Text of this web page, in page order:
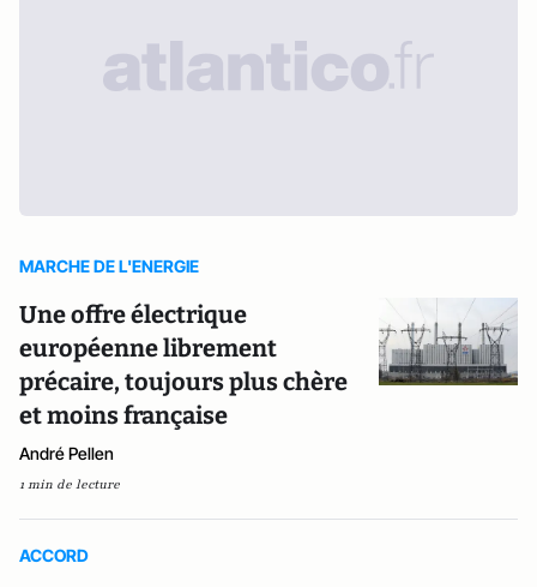
MARCHE DE L'ENERGIE
Une offre électrique
européenne librement
précaire, toujours plus chère
et moins française
André Pellen
1 min de lecture
ACCORD